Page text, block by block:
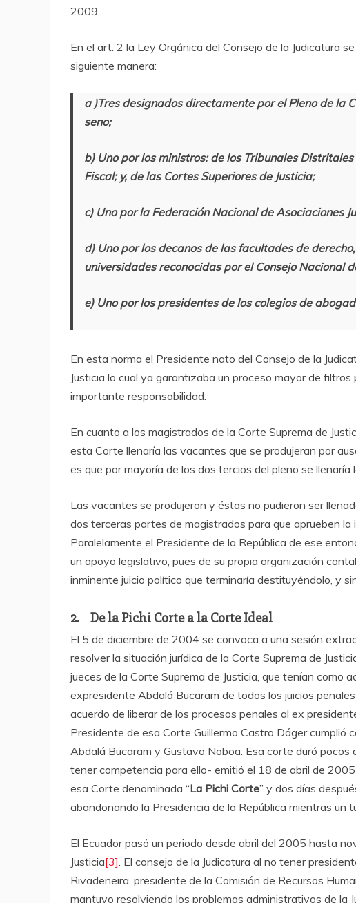
2009.
En el art. 2 la Ley Orgánica del Consejo de la Judicatura
siguiente manera:
a )Tres designados directamente por el Pleno de la
seno;
b) Uno por los ministros: de los Tribunales
Fiscal; y, de las Cortes Superiores de Justicia;
c) Uno por la Federación Nacional de Asociaciones
d) Uno por los decanos de las facultades de
universidades reconocidas por el Consejo Nacional
e) Uno por los presidentes de los colegios de
En esta norma el Presidente nato del Consejo de la
Justicia lo cual ya garantizaba un proceso mayor de
importante responsabilidad.
En cuanto a los magistrados de la Corte Suprema de
esta Corte llenaría las vacantes que se produjeran por
es que por mayoría de los dos tercios del pleno se
Las vacantes se produjeron y éstas no pudieron ser
dos terceras partes de magistrados para que aprueben
Paralelamente el Presidente de la República de ese
un apoyo legislativo, pues de su propia organización
inminente juicio político que terminaría destituyéndolo, y
2. De la Pichi Corte a la Corte Ideal
El 5 de diciembre de 2004 se convoca a una sesión
resolver la situación jurídica de la Corte Suprema de
jueces de la Corte Suprema de Justicia, que tenían como
expresidente Abdalá Bucaram de todos los juicios
acuerdo de liberar de los procesos penales al ex
Presidente de esa Corte Guillermo Castro Dáger cumplió
Abdalá Bucaram y Gustavo Noboa. Esa corte duró pocos
tener competencia para ello- emitió el 18 de abril de
esa Corte denominada “La Pichi Corte” y dos días
abandonando la Presidencia de la República mientras un
El Ecuador pasó un periodo desde abril del 2005 hasta
Justicia[3] . El consejo de la Judicatura al no tener
Rivadeneira, presidente de la Comisión de Recursos
mantuvo resolviendo los problemas administrativos de la